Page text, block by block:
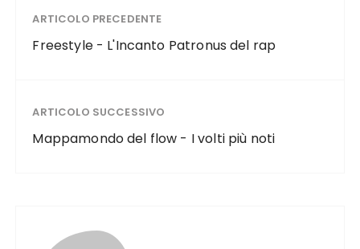
ARTICOLO PRECEDENTE
Freestyle - L'Incanto Patronus del rap
ARTICOLO SUCCESSIVO
Mappamondo del flow - I volti più noti